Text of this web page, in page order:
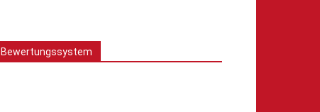
Bewertungssystem